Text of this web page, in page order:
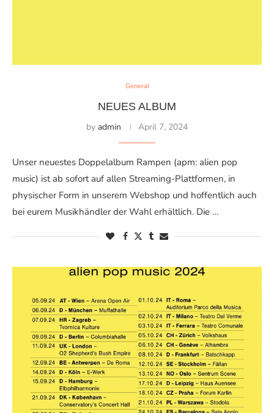
General
NEUES ALBUM
by admin April 7, 2024
Unser neuestes Doppelalbum Rampen (apm: alien pop
music) ist ab sofort auf allen Streaming-Plattformen, in
physischer Form in unserem Webshop und hoffentlich auch
bei eurem Musikhändler der Wahl erhältlich. Die …